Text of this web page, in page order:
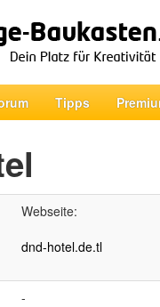
Tipps
Webseite:
dnd-hotel.de.tl
-